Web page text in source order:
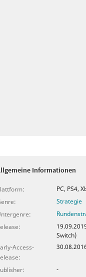
Informationen
PC, PS4,
Strategie
Switch)
Access-
-